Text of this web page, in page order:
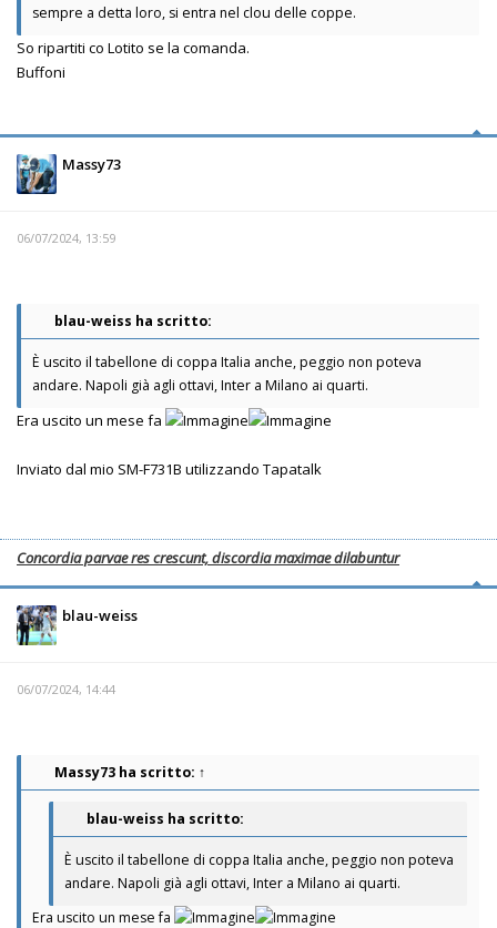
sempre a detta loro, si entra nel clou delle coppe.
So ripartiti co Lotito se la comanda.
Buffoni
Massy73
06/07/2024, 13:59
blau-weiss ha scritto:
È uscito il tabellone di coppa Italia anche, peggio non poteva
andare. Napoli già agli ottavi, Inter a Milano ai quarti.
Era uscito un mese fa
Inviato dal mio SM-F731B utilizzando Tapatalk
Concordia parvae res crescunt, discordia maximae dilabuntur
blau-weiss
06/07/2024, 14:44
Massy73 ha scritto: ↑
blau-weiss ha scritto:
È uscito il tabellone di coppa Italia anche, peggio non poteva
andare. Napoli già agli ottavi, Inter a Milano ai quarti.
Era uscito un mese fa